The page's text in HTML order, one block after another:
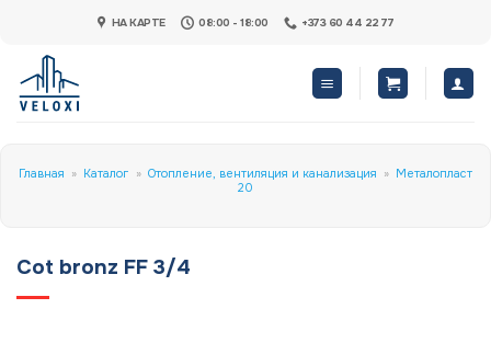
content
НА КАРТЕ 08:00 - 18:00 +373 60 44 22 77
Главная » Каталог » Отопление, вентиляция и канализация » Металопласт
20
Cot bronz FF 3/4